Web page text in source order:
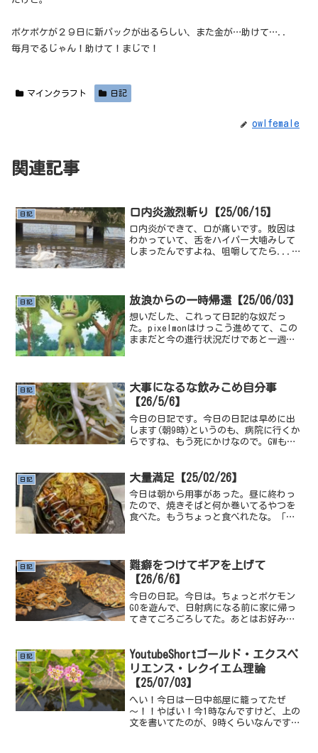
ポケポケが２９日に新パックが出るらしい、また金が…助けて…..
毎月でるじゃん！助けて！まじで！
マインクラフト 日記
owlfemale
関連記事
日記 口内炎激烈斬り【25/06/15】
口内炎ができて、口が痛いです。敗因は
わかっていて、舌をハイパー大噛みして
しまったんですよね、咀嚼してたら...噛
にはアフタ性潰瘍...
日記 放浪からの一時帰還【25/06/03】
想いだした、これって日記的な奴だっ
た。pixelmonはけっこう進めてて、この
ままだと今の進行状況だけであと一週間
クドナルド...
日記
大事になるな飲みこめ自分事
【26/5/6】
今日の日記です。今日の日記は早めに出
します(朝9時)というのも、病院に行くか
らですね、もう死にかけなので。GWも終
した熱なのではという説。というのも、
日記 大量満足【25/02/26】
今日は朝から用事があった。昼に終わっ
たので、焼きそばと何か巻いてるやつを
食べた。もうちょっと食べれたな。「腹
いんですか？ねえ！？ど...
日記
難癖をつけてギアを上げて
【26/6/6】
今日の日記。今日は。ちょっとポケモン
GOを遊んで、日射病になる前に家に帰っ
てきてごろごろしてた。あとはお好み焼
焼きではと思う。どうなんだろお好み焼
き専門店と銘打った店が...
日記
YoutubeShortゴールド・エクスペ
リエンス・レクイエム理論
【25/07/03】
へい！今日は一日中部屋に籠ってたぜ
～！！やばい！今1時なんですけど、上の
文を書いてたのが、9時くらいなんですよ